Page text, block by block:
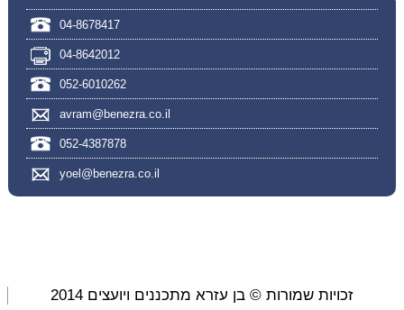
04-8678417
04-8642012
052-6010262
avram@benezra.co.il
052-4387878
yoel@benezra.co.il
זכויות שמורות © בן עזרא מתכננים ויועצים 2014